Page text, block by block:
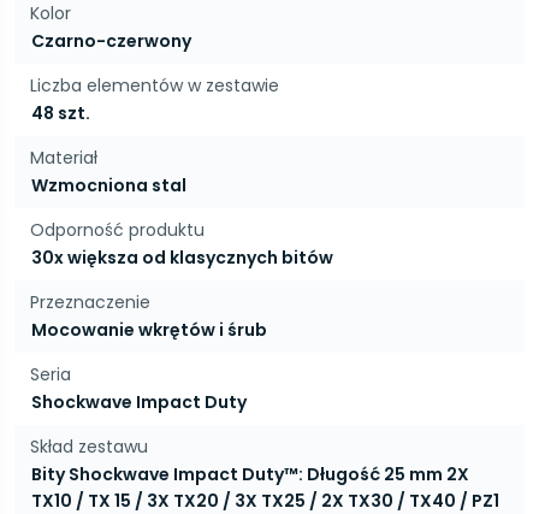
Kolor
Czarno-czerwony
Liczba elementów w zestawie
48 szt.
Materiał
Wzmocniona stal
Odporność produktu
30x większa od klasycznych bitów
Przeznaczenie
Mocowanie wkrętów i śrub
Seria
Shockwave Impact Duty
Skład zestawu
Bity Shockwave Impact Duty™: Długość 25 mm 2X
TX10 / TX 15 / 3X TX20 / 3X TX25 / 2X TX30 / TX40 / PZ1